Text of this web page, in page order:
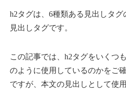
h2タグは、6種類ある見出しタ
見出しタグです。
この記事では、h2タグをいくつ
のように使用しているのかをご
ですが、本文の見出しとして使